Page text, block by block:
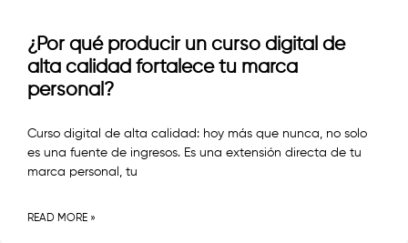
¿Por qué producir un curso digital de
alta calidad fortalece tu marca
personal?
Curso digital de alta calidad: hoy más que nunca, no solo
es una fuente de ingresos. Es una extensión directa de tu
marca personal, tu
READ MORE »